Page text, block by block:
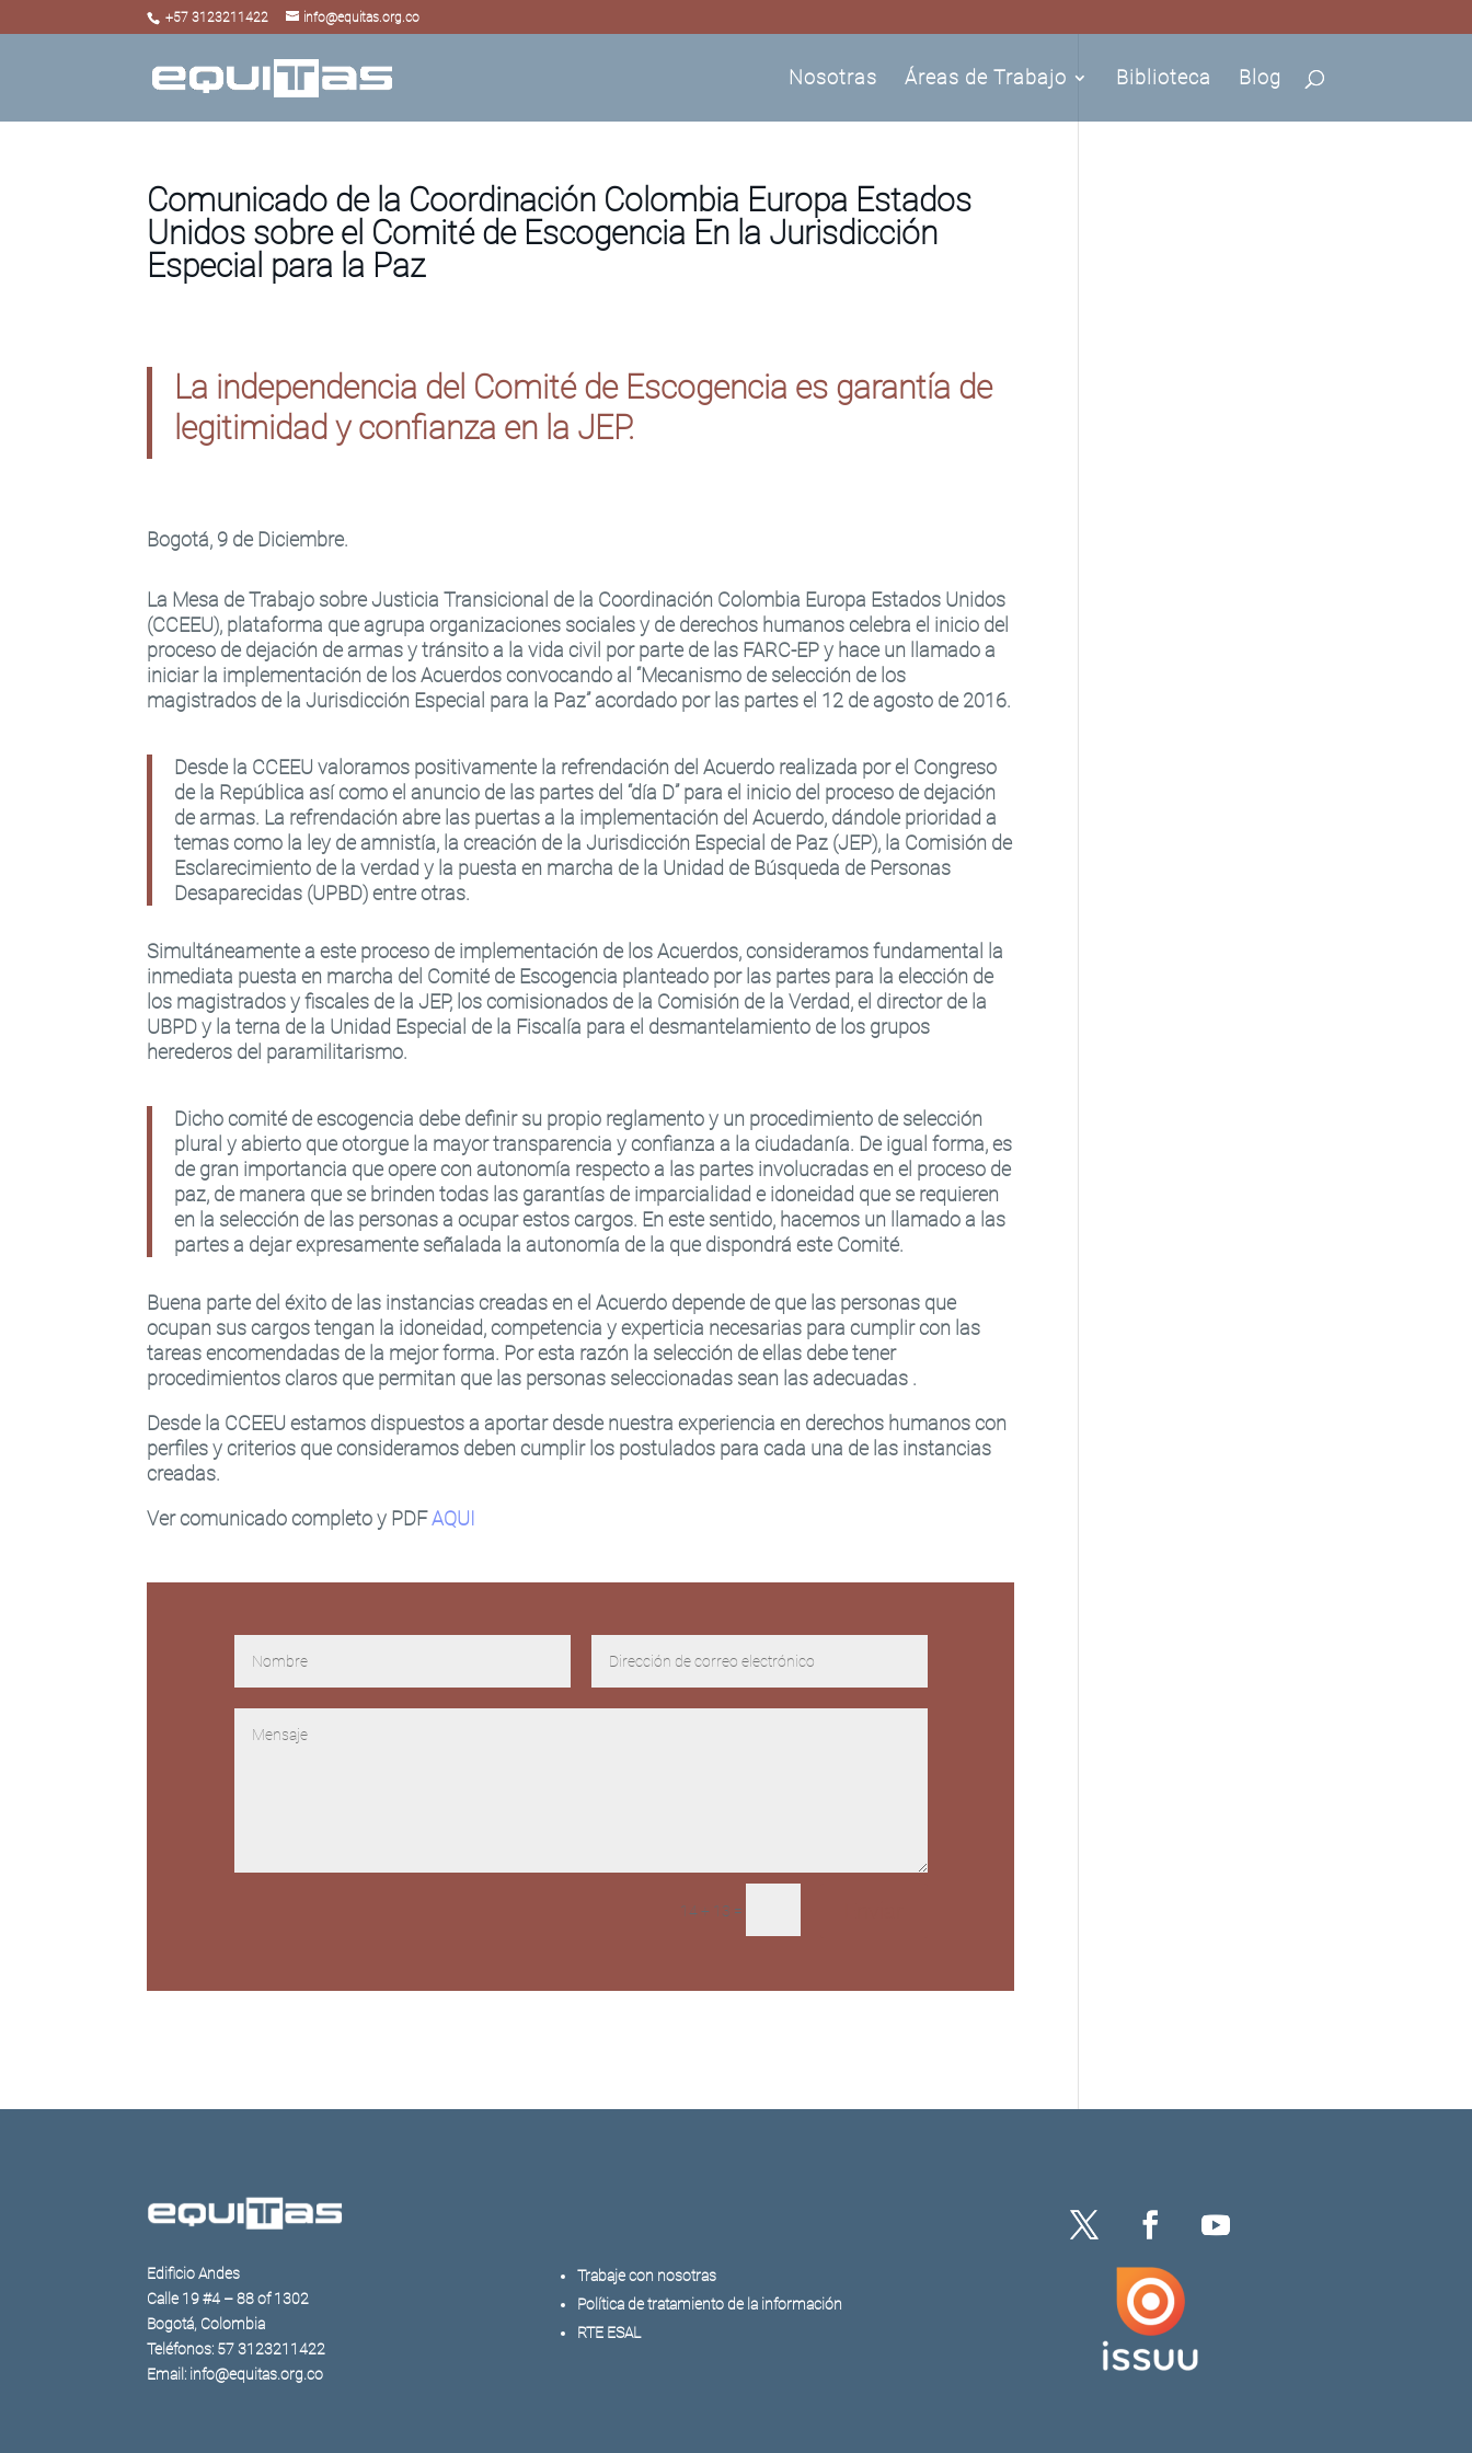
+57 3123211422 info@equitas.org.co
Nosotras Áreas de Trabajo Biblioteca Blog
Comunicado de la Coordinación Colombia Europa Estados
Unidos sobre el Comité de Escogencia En la Jurisdicción
Especial para la Paz
La independencia del Comité de Escogencia es garantía de
legitimidad y confianza en la JEP.
Bogotá, 9 de Diciembre.
La Mesa de Trabajo sobre Justicia Transicional de la Coordinación Colombia Europa Estados Unidos
(CCEEU), plataforma que agrupa organizaciones sociales y de derechos humanos celebra el inicio del
proceso de dejación de armas y tránsito a la vida civil por parte de las FARC-EP y hace un llamado a
iniciar la implementación de los Acuerdos convocando al “Mecanismo de selección de los
magistrados de la Jurisdicción Especial para la Paz” acordado por las partes el 12 de agosto de 2016.
Desde la CCEEU valoramos positivamente la refrendación del Acuerdo realizada por el Congreso
de la República así como el anuncio de las partes del “día D” para el inicio del proceso de dejación
de armas. La refrendación abre las puertas a la implementación del Acuerdo, dándole prioridad a
temas como la ley de amnistía, la creación de la Jurisdicción Especial de Paz (JEP), la Comisión de
Esclarecimiento de la verdad y la puesta en marcha de la Unidad de Búsqueda de Personas
Desaparecidas (UPBD) entre otras.
Simultáneamente a este proceso de implementación de los Acuerdos, consideramos fundamental la
inmediata puesta en marcha del Comité de Escogencia planteado por las partes para la elección de
los magistrados y fiscales de la JEP, los comisionados de la Comisión de la Verdad, el director de la
UBPD y la terna de la Unidad Especial de la Fiscalía para el desmantelamiento de los grupos
herederos del paramilitarismo.
Dicho comité de escogencia debe definir su propio reglamento y un procedimiento de selección
plural y abierto que otorgue la mayor transparencia y confianza a la ciudadanía. De igual forma, es
de gran importancia que opere con autonomía respecto a las partes involucradas en el proceso de
paz, de manera que se brinden todas las garantías de imparcialidad e idoneidad que se requieren
en la selección de las personas a ocupar estos cargos. En este sentido, hacemos un llamado a las
partes a dejar expresamente señalada la autonomía de la que dispondrá este Comité.
Buena parte del éxito de las instancias creadas en el Acuerdo depende de que las personas que
ocupan sus cargos tengan la idoneidad, competencia y experticia necesarias para cumplir con las
tareas encomendadas de la mejor forma. Por esta razón la selección de ellas debe tener
procedimientos claros que permitan que las personas seleccionadas sean las adecuadas .
Desde la CCEEU estamos dispuestos a aportar desde nuestra experiencia en derechos humanos con
perfiles y criterios que consideramos deben cumplir los postulados para cada una de las instancias
creadas.
Ver comunicado completo y PDFAQUI
14 + 13 =
Edificio Andes
Calle 19 #4 – 88 of 1302
Bogotá, Colombia
Teléfonos: 57 3123211422
Email: info@equitas.org.co
Trabaje con nosotras
Política de tratamiento de la información
RTE ESAL